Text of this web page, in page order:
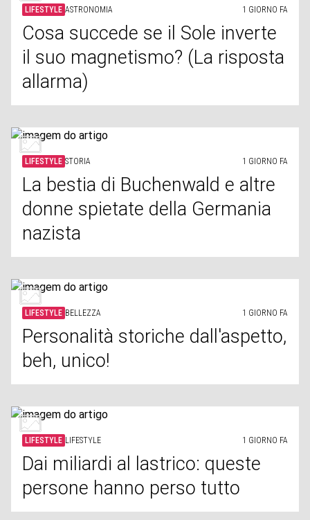
LIFESTYLE ASTRONOMIA 1 GIORNO FA
Cosa succede se il Sole inverte
il suo magnetismo? (La risposta
allarma)
LIFESTYLE STORIA 1 GIORNO FA
La bestia di Buchenwald e altre
donne spietate della Germania
nazista
LIFESTYLE BELLEZZA 1 GIORNO FA
Personalità storiche dall'aspetto,
beh, unico!
LIFESTYLE LIFESTYLE 1 GIORNO FA
Dai miliardi al lastrico: queste
persone hanno perso tutto